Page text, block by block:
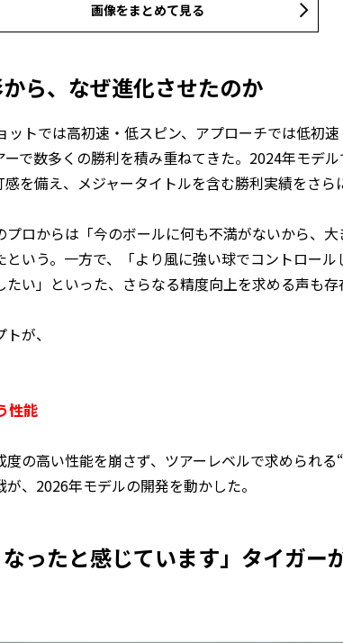
画像をまとめて見る
ら、なぜ進化させたのか
ットでは高初速・低スピン、アプローチでは低初
で数多くの勝利を積み重ねてきた。2024年モデ
を備え、メジャータイトルを含む勝利実績をさら
ロからは「今のボールに何も不満がないから、
いう。一方で、「より風に強い球でコントロー
い」といった、さらなる精度向上を求める声も存
が、
性能
の高い性能を崩さず、ツアーレベルで求められる
、2026年モデルの開発を動かした。
なったと感じています」タイガー